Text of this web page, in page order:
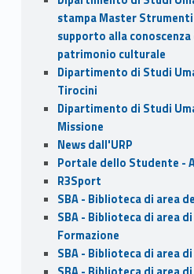
stampa Master
supporto alla
patrimonio culturale
Dipartimento di Studi
Tirocini
Dipartimento di Studi
Missione
News dall'URP
Portale dello Studente -
R3Sport
SBA - Biblioteca di area
SBA - Biblioteca di area
Formazione
SBA - Biblioteca di area